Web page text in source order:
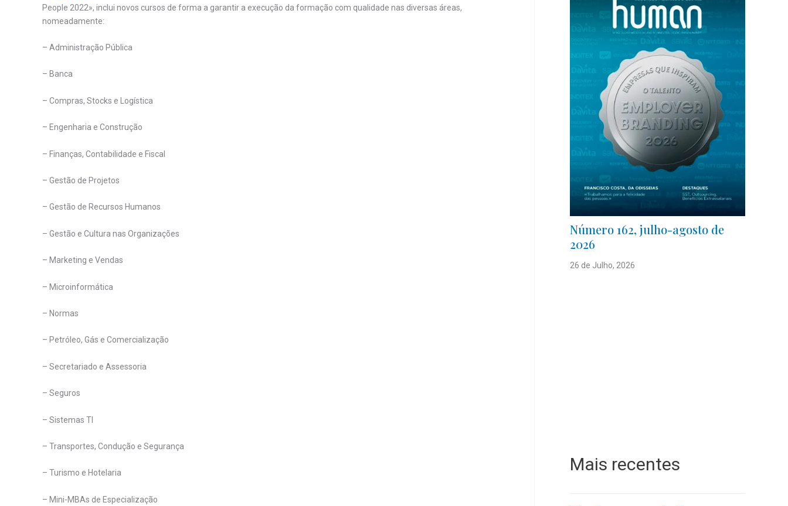
People 2022», inclui novos cursos de forma a garantir a execução da formação com qualidade nas diversas áreas,
nomeadamente:
– Administração Pública
– Banca
– Compras, Stocks e Logística
– Engenharia e Construção
– Finanças, Contabilidade e Fiscal
– Gestão de Projetos
– Gestão de Recursos Humanos
– Gestão e Cultura nas Organizações
– Marketing e Vendas
– Microinformática
– Normas
– Petróleo, Gás e Comercialização
– Secretariado e Assessoria
– Seguros
– Sistemas TI
– Transportes, Condução e Segurança
– Turismo e Hotelaria
– Mini-MBAs de Especialização
Número 162, julho-agosto de
2026
26 de Julho, 2026
Mais recentes